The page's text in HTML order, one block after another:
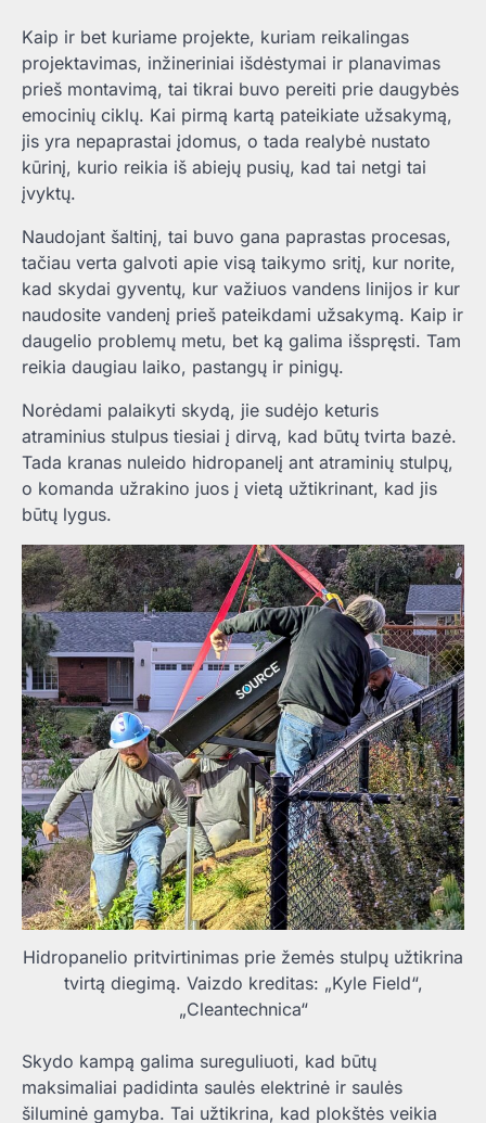
Kaip ir bet kuriame projekte, kuriam reikalingas
projektavimas, inžineriniai išdėstymai ir planavimas
prieš montavimą, tai tikrai buvo pereiti prie daugybės
emocinių ciklų. Kai pirmą kartą pateikiate užsakymą,
jis yra nepaprastai įdomus, o tada realybė nustato
kūrinį, kurio reikia iš abiejų pusių, kad tai netgi tai
įvyktų.
Naudojant šaltinį, tai buvo gana paprastas procesas,
tačiau verta galvoti apie visą taikymo sritį, kur norite,
kad skydai gyventų, kur važiuos vandens linijos ir kur
naudosite vandenį prieš pateikdami užsakymą. Kaip ir
daugelio problemų metu, bet ką galima išspręsti. Tam
reikia daugiau laiko, pastangų ir pinigų.
Norėdami palaikyti skydą, jie sudėjo keturis
atraminius stulpus tiesiai į dirvą, kad būtų tvirta bazė.
Tada kranas nuleido hidropanelį ant atraminių stulpų,
o komanda užrakino juos į vietą užtikrinant, kad jis
būtų lygus.
Hidropanelio pritvirtinimas prie žemės stulpų užtikrina
tvirtą diegimą. Vaizdo kreditas: „Kyle Field“,
„Cleantechnica“
Skydo kampą galima sureguliuoti, kad būtų
maksimaliai padidinta saulės elektrinė ir saulės
šiluminė gamyba. Tai užtikrina, kad plokštės veikia